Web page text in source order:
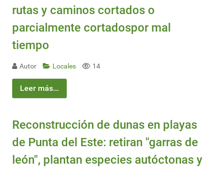
rutas y caminos cortados o
parcialmente cortadospor mal
tiempo
Autor Locales 14
Leer más...
Reconstrucción de dunas en playas
de Punta del Este: retiran "garras de
león", plantan especies autóctonas y